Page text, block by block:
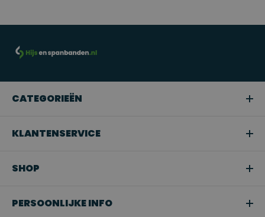
CATEGORIEËN
KLANTENSERVICE
SHOP
PERSOONLIJKE INFO